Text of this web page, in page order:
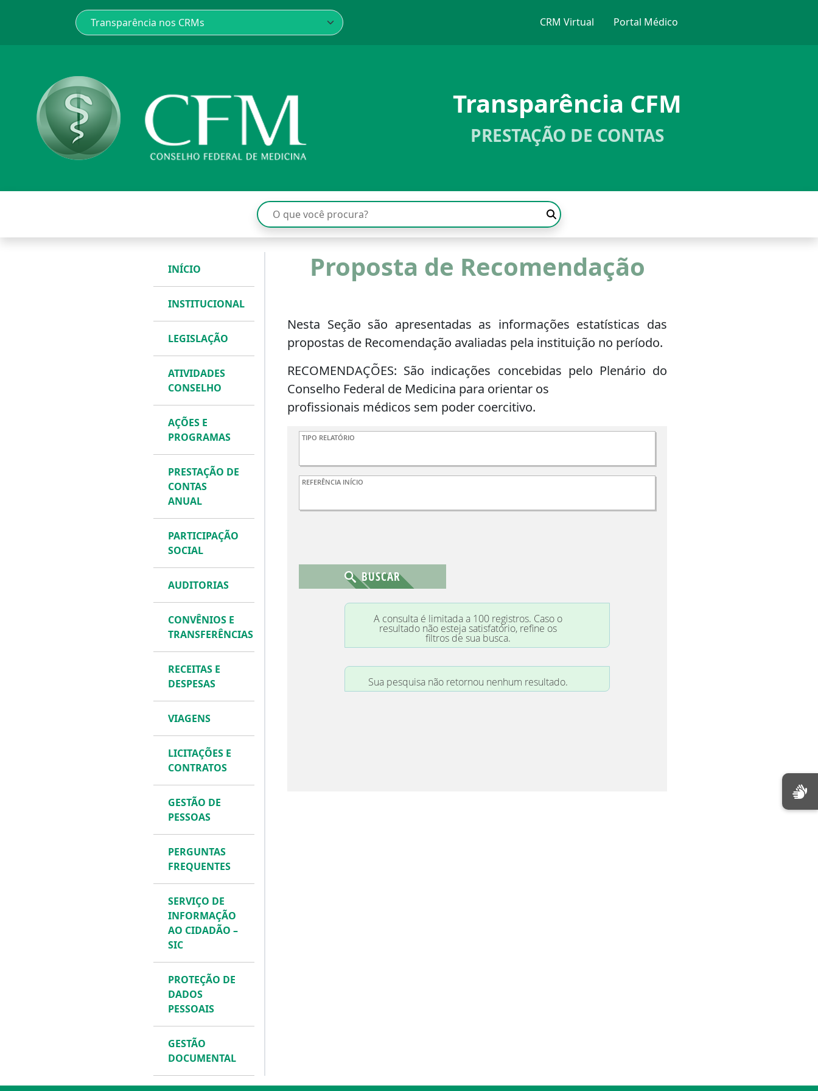
CRM Virtual Portal Médico
Transparência CFM
PRESTAÇÃO DE CONTAS
INÍCIO
INSTITUCIONAL
LEGISLAÇÃO
ATIVIDADES
CONSELHO
AÇÕES E
PROGRAMAS
PRESTAÇÃO DE
CONTAS
ANUAL
PARTICIPAÇÃO
SOCIAL
AUDITORIAS
CONVÊNIOS E
TRANSFERÊNCIAS
RECEITAS E
DESPESAS
VIAGENS
LICITAÇÕES E
CONTRATOS
GESTÃO DE
PESSOAS
PERGUNTAS
FREQUENTES
SERVIÇO DE
INFORMAÇÃO
AO CIDADÃO –
SIC
PROTEÇÃO DE
DADOS
PESSOAIS
GESTÃO
DOCUMENTAL
Proposta de Recomendação
Nesta Seção são apresentadas as informações estatísticas das
propostas de Recomendação avaliadas pela instituição no período.
RECOMENDAÇÕES: São indicações concebidas pelo Plenário do
Conselho Federal de Medicina para orientar os
profissionais médicos sem poder coercitivo.